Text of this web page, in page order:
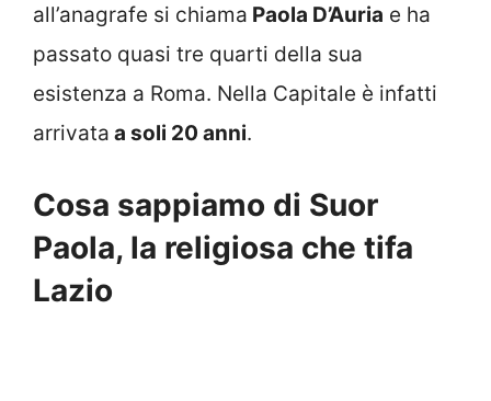
all’anagrafe si chiama Paola D’Auria e ha
passato quasi tre quarti della sua
esistenza a Roma. Nella Capitale è infatti
arrivata a soli 20 anni.
Cosa sappiamo di Suor
Paola, la religiosa che tifa
Lazio